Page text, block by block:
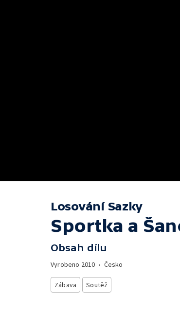
Losování Sazky
Sportka a
Obsah dílu
Vyrobeno 2010 • Česko
Zábava Soutěž